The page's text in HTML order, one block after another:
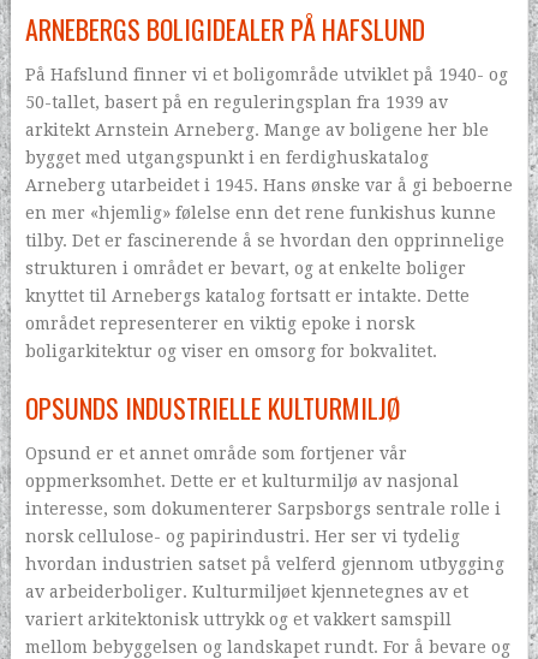
ARNEBERGS BOLIGIDEALER PÅ HAFSLUND
På Hafslund finner vi et boligområde utviklet på 1940- og
50-tallet, basert på en reguleringsplan fra 1939 av
arkitekt Arnstein Arneberg. Mange av boligene her ble
bygget med utgangspunkt i en ferdighuskatalog
Arneberg utarbeidet i 1945. Hans ønske var å gi beboerne
en mer «hjemlig» følelse enn det rene funkishus kunne
tilby. Det er fascinerende å se hvordan den opprinnelige
strukturen i området er bevart, og at enkelte boliger
knyttet til Arnebergs katalog fortsatt er intakte. Dette
området representerer en viktig epoke i norsk
boligarkitektur og viser en omsorg for bokvalitet.
OPSUNDS INDUSTRIELLE KULTURMILJØ
Opsund er et annet område som fortjener vår
oppmerksomhet. Dette er et kulturmiljø av nasjonal
interesse, som dokumenterer Sarpsborgs sentrale rolle i
norsk cellulose- og papirindustri. Her ser vi tydelig
hvordan industrien satset på velferd gjennom utbygging
av arbeiderboliger. Kulturmiljøet kjennetegnes av et
variert arkitektonisk uttrykk og et vakkert samspill
mellom bebyggelsen og landskapet rundt. For å bevare og